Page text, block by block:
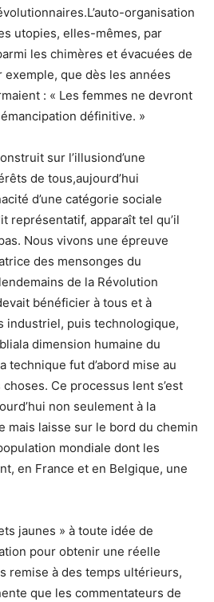
organisation
utopies, elles-mêmes, par
les chimères et évacuées de
exemple, que dès les années
: « Les femmes ne devront
définitive. »
sur l’illusiond’une
de tous,aujourd’hui
d’une catégorie sociale
représentatif, apparaît tel qu’il
Nous vivons une épreuve
des mensonges du
de la Révolution
bénéficier à tous et à
industriel, puis technologique,
dimension humaine du
technique fut d’abord mise au
Ce processus lent s’est
non seulement à la
mais laisse sur le bord du chemin
mondiale dont les
en France et en Belgique, une
jaunes » à toute idée de
pour obtenir une réelle
remise à des temps ultérieurs,
que les commentateurs de